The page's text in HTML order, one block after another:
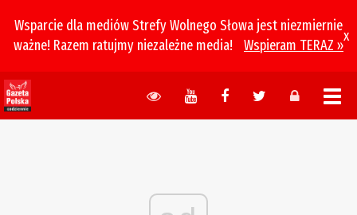
Wsparcie dla mediów Strefy Wolnego Słowa jest niezmiernie
ważne! Razem ratujmy niezależne media!
Wspieram TERAZ »
x